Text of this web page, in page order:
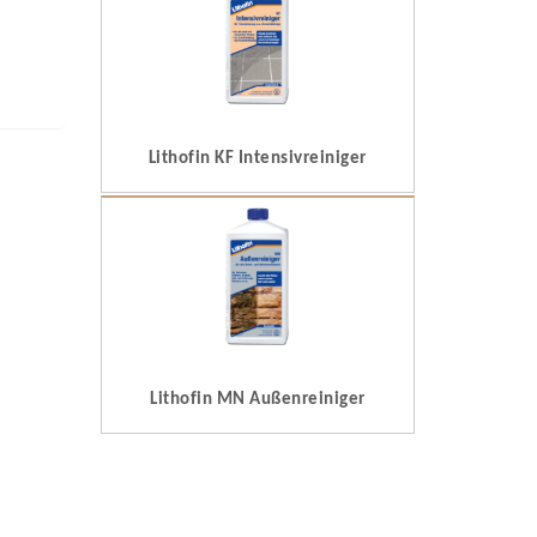
Lithofin KF Intensivreiniger
Lithofin MN Außenreiniger